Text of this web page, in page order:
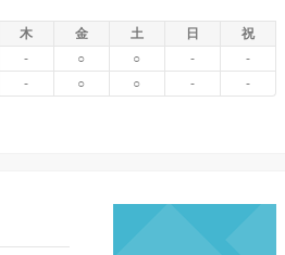
木 金 土 日
祝
- ○ ○ -
-
- ○ ○ -
-